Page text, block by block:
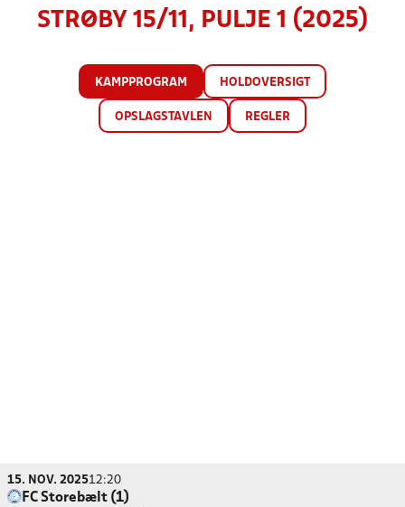
STRØBY 15/11, PULJE 1 (2025)
KAMPPROGRAM HOLDOVERSIGT
OPSLAGSTAVLEN REGLER
15. NOV. 202512:20
FC Storebælt (1)